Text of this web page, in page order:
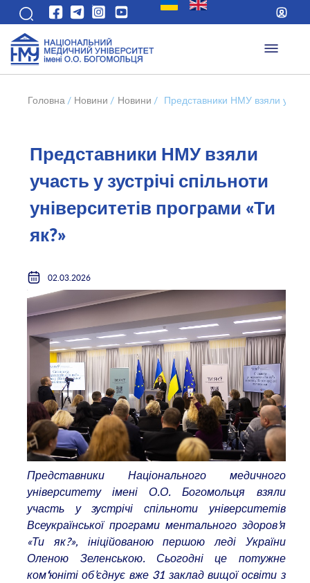
Головна / Новини / Новини / Представники НМУ взяли участь
Представники НМУ взяли
участь у зустрічі спільноти
університетів програми «Ти
як?»
02.03.2026
Представники Національного медичного
університету імені О.О. Богомольця взяли
участь у зустрічі спільноти університетів
Всеукраїнської програми ментального здоров’я
«Ти як?», ініційованою першою леді України
Оленою Зеленською. Сьогодні це потужне
ком‘юніті об’єднує вже 31 заклад вищої освіти з